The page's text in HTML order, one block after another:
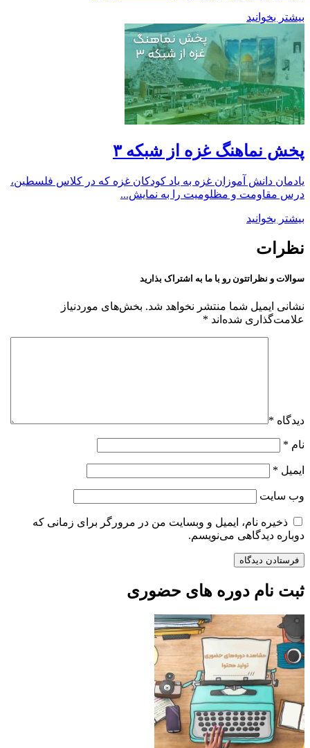
بیشتر بخوانید
پخش نماهنگ غزه از شبکه ۳
یادمان دانش آموزان غزه به یاد کودکان غزه که در کلاس فلسطین،
درس مقاومت و مظلومیت را به نمایش...
بیشتر بخوانید
نظرات
سوالات و نظراتتون رو با ما به اشتراک بذارید
نشانی ایمیل شما منتشر نخواهد شد. بخش‌های موردنیاز
علامت‌گذاری شده‌اند *
دیدگاه *
نام *
ایمیل *
وب‌ سایت
ذخیره نام، ایمیل و وبسایت من در مرورگر برای زمانی که
دوباره دیدگاهی می‌نویسم.
ثبت نام دوره های حضوری